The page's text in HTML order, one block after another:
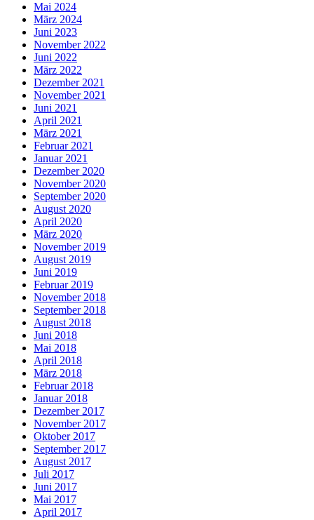
Mai 2024
März 2024
Juni 2023
November 2022
Juni 2022
März 2022
Dezember 2021
November 2021
Juni 2021
April 2021
März 2021
Februar 2021
Januar 2021
Dezember 2020
November 2020
September 2020
August 2020
April 2020
März 2020
November 2019
August 2019
Juni 2019
Februar 2019
November 2018
September 2018
August 2018
Juni 2018
Mai 2018
April 2018
März 2018
Februar 2018
Januar 2018
Dezember 2017
November 2017
Oktober 2017
September 2017
August 2017
Juli 2017
Juni 2017
Mai 2017
April 2017